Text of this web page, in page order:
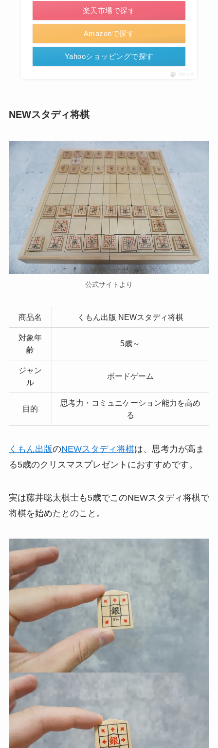
Amazonで探す
楽天市場で探す
Yahooショッピングで探す
ポチップ
NEWスタディ将棋
公式サイトより
商品名 くもん出版 NEWスタディ将棋
対象年
齢
5歳～
ジャン
ル
ボードゲーム
目的
思考力・コミュニケーション能力を高め
る
くもん出版のNEWスタディ将棋は、思考力が高ま
る5歳のクリスマスプレゼントにおすすめです。
実は藤井聡太棋士も5歳でこのNEWスタディ将棋で
将棋を始めたとのこと。